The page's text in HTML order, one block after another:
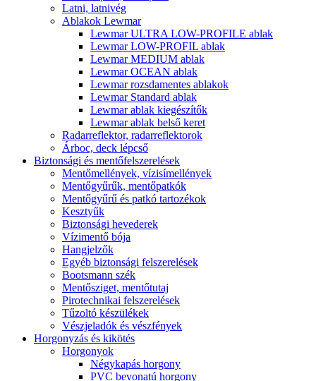
Latni, latnivég
Ablakok Lewmar
Lewmar ULTRA LOW-PROFILE ablak
Lewmar LOW-PROFIL ablak
Lewmar MEDIUM ablak
Lewmar OCEAN ablak
Lewmar rozsdamentes ablakok
Lewmar Standard ablak
Lewmar ablak kiegészítők
Lewmar ablak belső keret
Radarreflektor, radarreflektorok
Árboc, deck lépcső
Biztonsági és mentőfelszerelések
Mentőmellények, vízisímellények
Mentőgyűrűk, mentőpatkók
Mentőgyűrű és patkó tartozékok
Kesztyűk
Biztonsági hevederek
Vízimentő bója
Hangjelzők
Egyéb biztonsági felszerelések
Bootsmann szék
Mentősziget, mentőtutaj
Pirotechnikai felszerelések
Tűzoltó készülékek
Vészjeladók és vészfények
Horgonyzás és kikötés
Horgonyok
Négykapás horgony
PVC bevonatú horgony